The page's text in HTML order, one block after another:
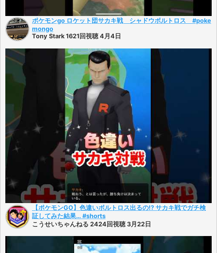
ポケモンgo ロケット団サカキ戦 シャドウボルトロス #poke
mongo
Tony Stark 1621回視聴 4月4日
【ポケモンGO】色違いボルトロス出るの!? サカキ戦でガチ検
証してみた結果… #shorts
こうせいちゃんねる 2424回視聴 3月22日